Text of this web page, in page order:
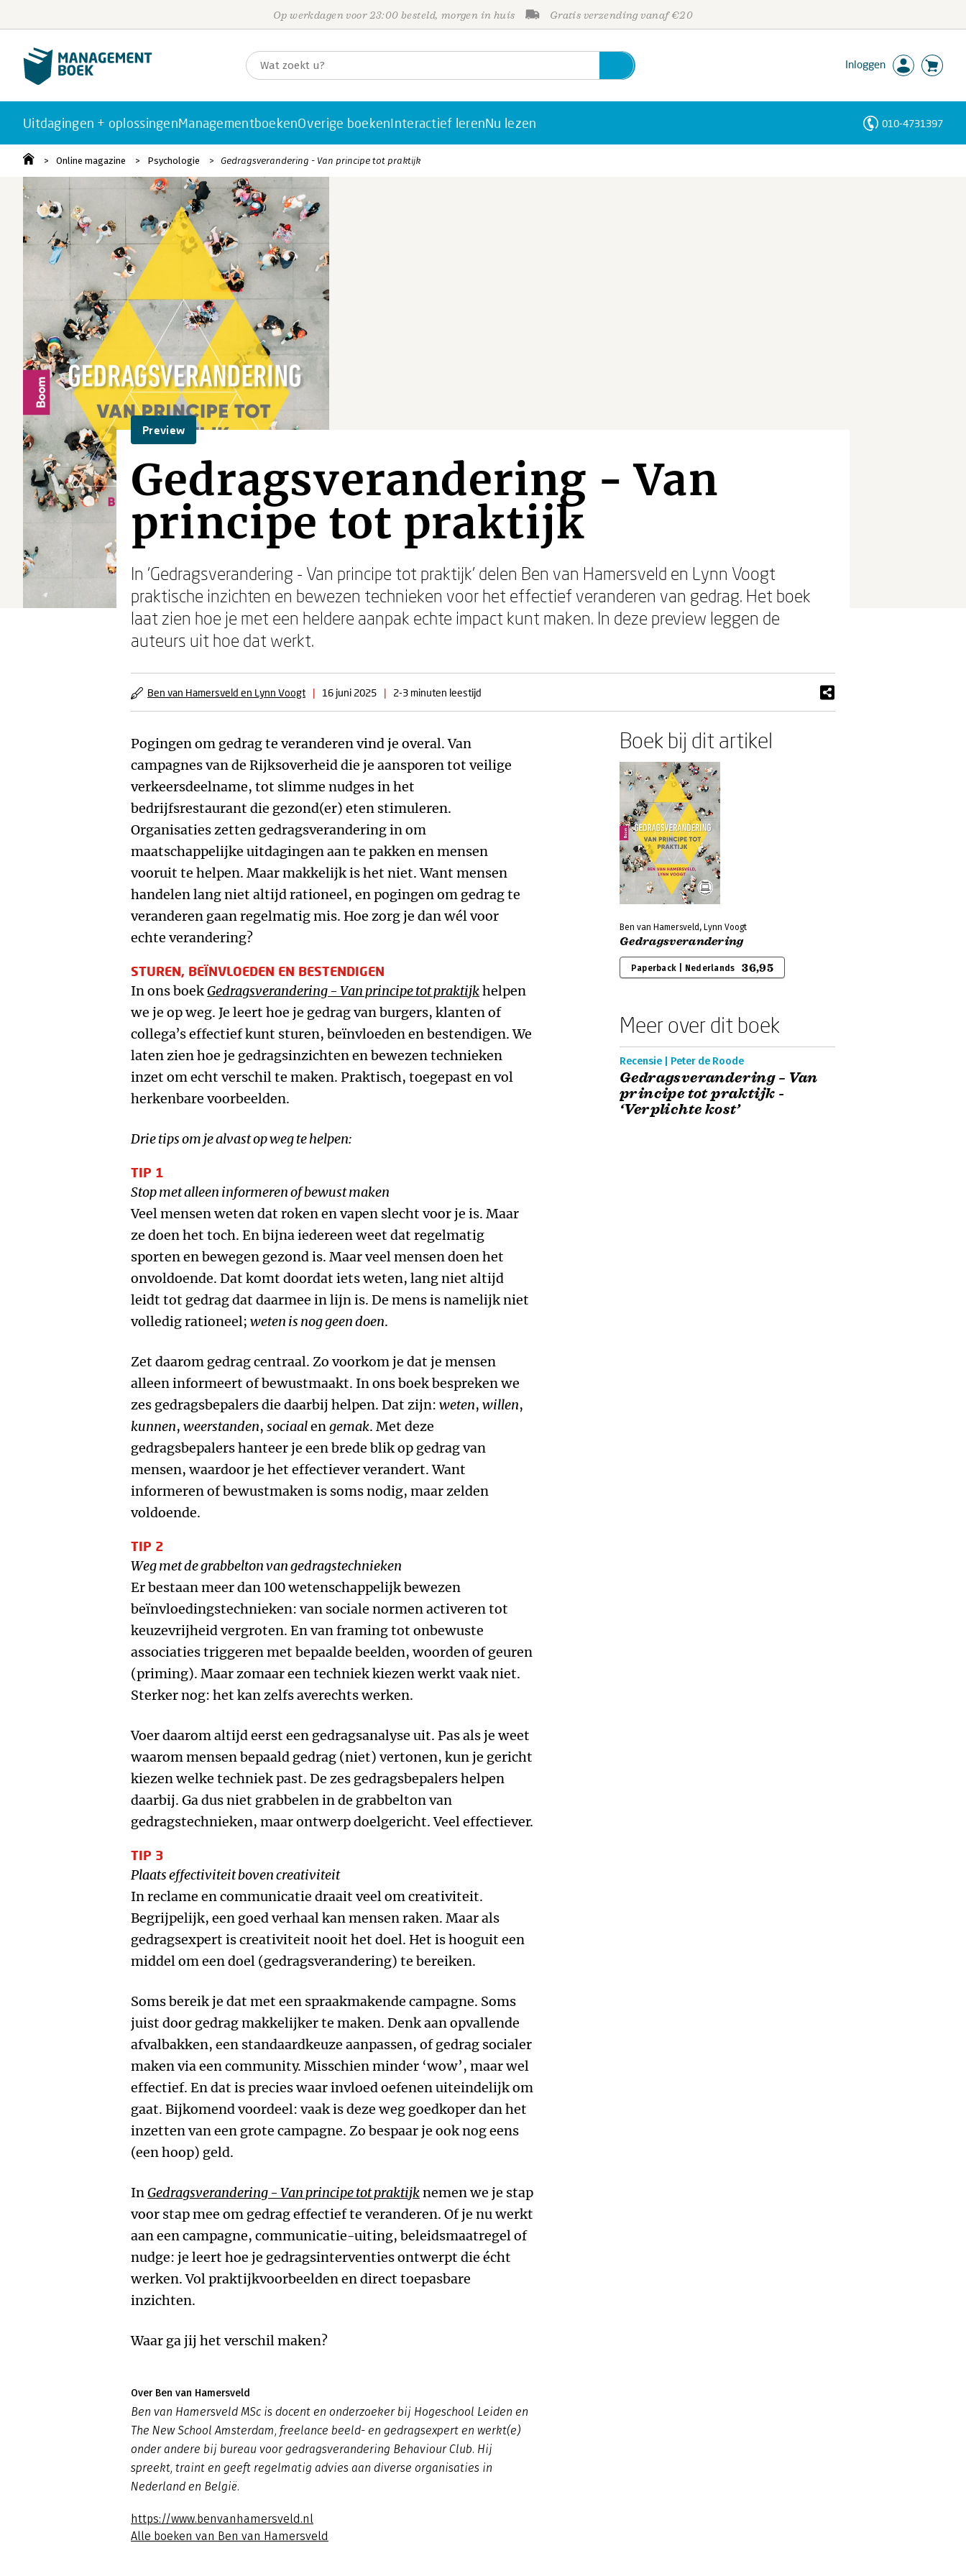
Op werkdagen voor 23:00 besteld, morgen in huis Gratis verzending vanaf €20
Inloggen
Uitdagingen + oplossingenManagementboekenOverige boekenInteractief lerenNu lezen 010-4731397
Online magazine Psychologie Gedragsverandering - Van principe tot praktijk
Preview
Gedragsverandering - Van
principe tot praktijk
In ‘Gedragsverandering - Van principe tot praktijk’ delen Ben van Hamersveld en Lynn Voogt
praktische inzichten en bewezen technieken voor het effectief veranderen van gedrag. Het boek
laat zien hoe je met een heldere aanpak echte impact kunt maken. In deze preview leggen de
auteurs uit hoe dat werkt.
Ben van Hamersveld en Lynn Voogt | 16 juni 2025 | 2-3 minuten leestijd
Pogingen om gedrag te veranderen vind je overal. Van
campagnes van de Rijksoverheid die je aansporen tot veilige
verkeersdeelname, tot slimme nudges in het
bedrijfsrestaurant die gezond(er) eten stimuleren.
Organisaties zetten gedragsverandering in om
maatschappelijke uitdagingen aan te pakken en mensen
vooruit te helpen. Maar makkelijk is het niet. Want mensen
handelen lang niet altijd rationeel, en pogingen om gedrag te
veranderen gaan regelmatig mis. Hoe zorg je dan wél voor
echte verandering?
STUREN, BEÏNVLOEDEN EN BESTENDIGEN
In ons boekGedragsverandering - Van principe tot praktijkhelpen
we je op weg. Je leert hoe je gedrag van burgers, klanten of
collega’s effectief kunt sturen, beïnvloeden en bestendigen. We
laten zien hoe je gedragsinzichten en bewezen technieken
inzet om echt verschil te maken. Praktisch, toegepast en vol
herkenbare voorbeelden.
Drie tips om je alvast op weg te helpen:
TIP 1
Stop met alleen informeren of bewust maken
Veel mensen weten dat roken en vapen slecht voor je is. Maar
ze doen het toch. En bijna iedereen weet dat regelmatig
sporten en bewegen gezond is. Maar veel mensen doen het
onvoldoende. Dat komt doordat iets weten, lang niet altijd
leidt tot gedrag dat daarmee in lijn is. De mens is namelijk niet
volledig rationeel; weten is nog geen doen.
Zet daarom gedrag centraal. Zo voorkom je dat je mensen
alleen informeert of bewustmaakt. In ons boek bespreken we
zes gedragsbepalers die daarbij helpen. Dat zijn: weten, willen,
kunnen, weerstanden, sociaalengemak. Met deze
gedragsbepalers hanteer je een brede blik op gedrag van
mensen, waardoor je het effectiever verandert. Want
informeren of bewustmaken is soms nodig, maar zelden
voldoende.
TIP 2
Weg met de grabbelton van gedragstechnieken
Er bestaan meer dan 100 wetenschappelijk bewezen
beïnvloedingstechnieken: van sociale normen activeren tot
keuzevrijheid vergroten. En van framing tot onbewuste
associaties triggeren met bepaalde beelden, woorden of geuren
(priming). Maar zomaar een techniek kiezen werkt vaak niet.
Sterker nog: het kan zelfs averechts werken.
Voer daarom altijd eerst een gedragsanalyse uit. Pas als je weet
waarom mensen bepaald gedrag (niet) vertonen, kun je gericht
kiezen welke techniek past. De zes gedragsbepalers helpen
daarbij. Ga dus niet grabbelen in de grabbelton van
gedragstechnieken, maar ontwerp doelgericht. Veel effectiever.
TIP 3
Plaats effectiviteit boven creativiteit
In reclame en communicatie draait veel om creativiteit.
Begrijpelijk, een goed verhaal kan mensen raken. Maar als
gedragsexpert is creativiteit nooit het doel. Het is hooguit een
middel om een doel (gedragsverandering) te bereiken.
Soms bereik je dat met een spraakmakende campagne. Soms
juist door gedrag makkelijker te maken. Denk aan opvallende
afvalbakken, een standaardkeuze aanpassen, of gedrag socialer
maken via een community. Misschien minder ‘wow’, maar wel
effectief. En dat is precies waar invloed oefenen uiteindelijk om
gaat. Bijkomend voordeel: vaak is deze weg goedkoper dan het
inzetten van een grote campagne. Zo bespaar je ook nog eens
(een hoop) geld.
InGedragsverandering - Van principe tot praktijknemen we je stap
voor stap mee om gedrag effectief te veranderen. Of je nu werkt
aan een campagne, communicatie-uiting, beleidsmaatregel of
nudge: je leert hoe je gedragsinterventies ontwerpt die écht
werken. Vol praktijkvoorbeelden en direct toepasbare
inzichten.
Waar ga jij het verschil maken?
Over Ben van Hamersveld
Ben van Hamersveld MSc is docent en onderzoeker bij Hogeschool Leiden en
The New School Amsterdam, freelance beeld- en gedragsexpert en werkt(e)
onder andere bij bureau voor gedragsverandering Behaviour Club. Hij
spreekt, traint en geeft regelmatig advies aan diverse organisaties in
Nederland en België.
https://www.benvanhamersveld.nl
Alle boeken van Ben van Hamersveld
Boek bij dit artikel
Ben van Hamersveld, Lynn Voogt
Gedragsverandering
Paperback | Nederlands 36,95
Meer over dit boek
Recensie | Peter de Roode
Gedragsverandering – Van
principe tot praktijk -
‘Verplichte kost’
Personen